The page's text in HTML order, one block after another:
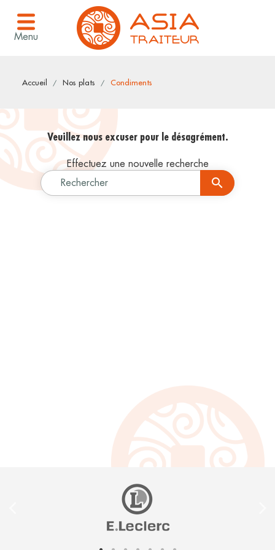
Menu
Accueil Nos plats Condiments
Veuillez nous excuser pour le désagrément.
Effectuez une nouvelle recherche
Rechercher